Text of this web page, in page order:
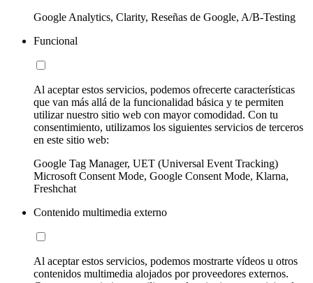
Google Analytics, Clarity, Reseñas de Google, A/B-Testing
Funcional
Al aceptar estos servicios, podemos ofrecerte características
que van más allá de la funcionalidad básica y te permiten
utilizar nuestro sitio web con mayor comodidad. Con tu
consentimiento, utilizamos los siguientes servicios de terceros
en este sitio web:
Google Tag Manager, UET (Universal Event Tracking)
Microsoft Consent Mode, Google Consent Mode, Klarna,
Freshchat
Contenido multimedia externo
Al aceptar estos servicios, podemos mostrarte vídeos u otros
contenidos multimedia alojados por proveedores externos.